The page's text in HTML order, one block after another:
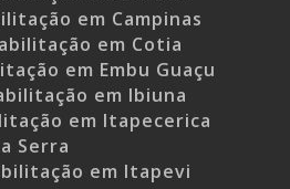
em Campinas
em Cotia
em Embu Guaçu
em Ibiuna
em Itapecerica
Serra
em Itapevi